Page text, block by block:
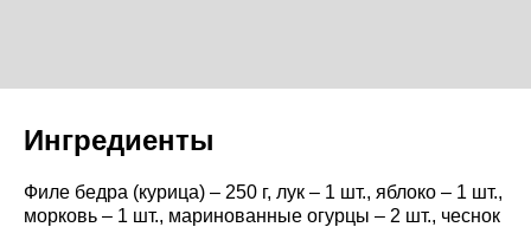
Ингредиенты
Филе бедра (курица) – 250 г, лук – 1 шт., яблоко – 1 шт.,
морковь – 1 шт., маринованные огурцы – 2 шт., чеснок